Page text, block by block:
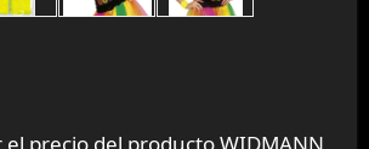
precio del producto WIDMANN